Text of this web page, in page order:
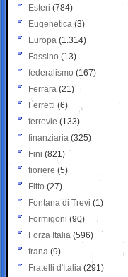
Esteri (784)
Eugenetica (3)
Europa (1.314)
Fassino (13)
federalismo (167)
Ferrara (21)
Ferretti (6)
ferrovie (133)
finanziaria (325)
Fini (821)
fioriere (5)
Fitto (27)
Fontana di Trevi (1)
Formigoni (90)
Forza Italia (596)
frana (9)
Fratelli d'Italia (291)